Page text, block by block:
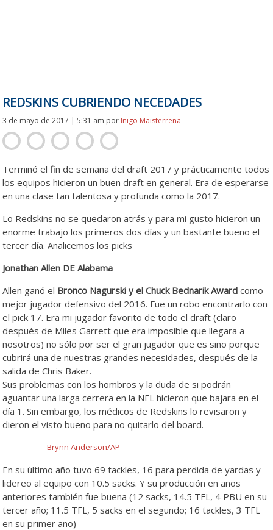
REDSKINS CUBRIENDO NECEDADES
3 de mayo de 2017 | 5:31 am por Iñigo Maisterrena
Terminó el fin de semana del draft 2017 y prácticamente todos
los equipos hicieron un buen draft en general. Era de esperarse
en una clase tan talentosa y profunda como la 2017.
Lo Redskins no se quedaron atrás y para mi gusto hicieron un
enorme trabajo los primeros dos días y un bastante bueno el
tercer día. Analicemos los picks
Jonathan Allen DE Alabama
Allen ganó el Bronco Nagurski y el Chuck Bednarik Award como
mejor jugador defensivo del 2016. Fue un robo encontrarlo con
el pick 17. Era mi jugador favorito de todo el draft (claro
después de Miles Garrett que era imposible que llegara a
nosotros) no sólo por ser el gran jugador que es sino porque
cubrirá una de nuestras grandes necesidades, después de la
salida de Chris Baker.
Sus problemas con los hombros y la duda de si podrán
aguantar una larga cerrera en la NFL hicieron que bajara en el
día 1. Sin embargo, los médicos de Redskins lo revisaron y
dieron el visto bueno para no quitarlo del board.
Brynn Anderson/AP
En su último año tuvo 69 tackles, 16 para perdida de yardas y
lidereo al equipo con 10.5 sacks. Y su producción en años
anteriores también fue buena (12 sacks, 14.5 TFL, 4 PBU en su
tercer año; 11.5 TFL, 5 sacks en el segundo; 16 tackles, 3 TFL
en su primer año)